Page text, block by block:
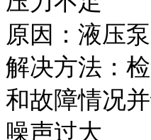
原因：液压
解决方法：
和故障情况
噪声过大